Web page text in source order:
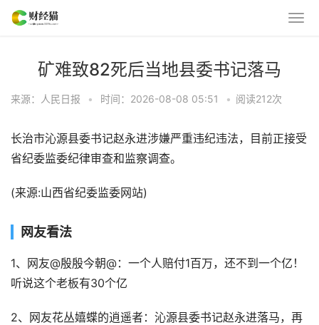
矿难致82死后当地县委书记落马
来源：人民日报 • 时间：2026-08-08 05:51 • 阅读212次
长治市沁源县委书记赵永进涉嫌严重违纪违法，目前正接受
省纪委监委纪律审查和监察调查。
(来源:山西省纪委监委网站)
网友看法
1、网友@殷殷今朝@：一个人赔付1百万，还不到一个亿！
听说这个老板有30个亿
2、网友花丛嬉蝶的逍遥者：沁源县委书记赵永进落马，再